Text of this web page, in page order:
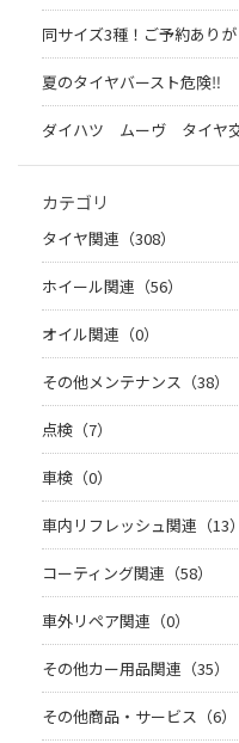
同サイズ3種！ご予約あり
夏のタイヤバースト危険‼
ダイハツ ムーヴ タイヤ
カテゴリ
タイヤ関連（308）
ホイール関連（56）
オイル関連（0）
その他メンテナンス（38）
点検（7）
車検（0）
車内リフレッシュ関連（13）
コーティング関連（58）
車外リペア関連（0）
その他カー用品関連（35）
その他商品・サービス（6）